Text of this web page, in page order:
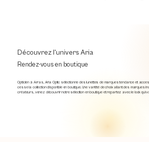
Rendez-vous en boutique
Découvrez l'univers Aria
Opticien à Arras, Aria Optic sélectionne des lunettes de marques tendance et
cesse la collection disponible en boutique. Une variété de choix allant des marques
créateurs, venez découvrir notre sélection en boutique et repartez avec le look qui